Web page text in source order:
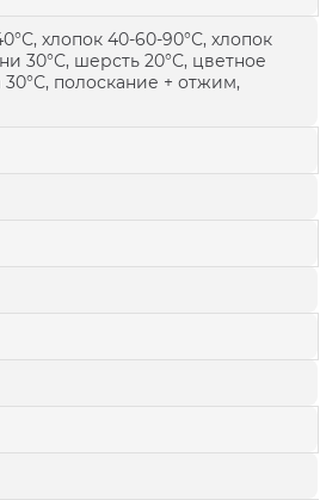
хлопок 40-60-90°С, хлопок
30°С, шерсть 20°С, цветное
30°С, полоскание + отжим,